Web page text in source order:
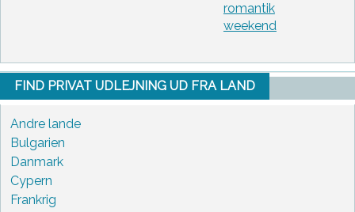
romantik
weekend
FIND PRIVAT UDLEJNING UD FRA LAND
Andre lande
Bulgarien
Danmark
Cypern
Frankrig